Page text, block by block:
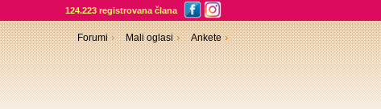
124.223 registrovana člana
Forumi Mali oglasi Ankete